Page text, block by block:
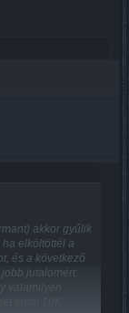
akkor gyűlik
elköltöttél a
és a következő
jutalomért.
valamilyen